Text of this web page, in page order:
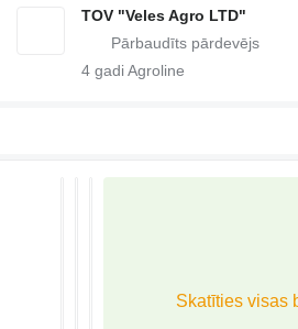
TOV "Veles Agro LTD"
4 gadi Agroline